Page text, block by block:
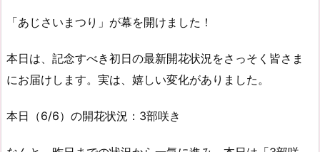
「あじさいまつり」が幕を開けました！
本日は、記念すべき初日の最新開花状況をさっそく皆さま
にお届けします。実は、嬉しい変化がありました。
本日（6/6）の開花状況：3部咲き